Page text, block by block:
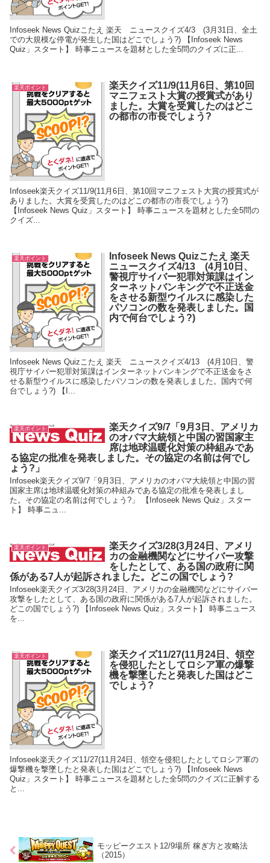
Infoseek News Quizこたえ 楽天 ニュースクイズ4/3 (3月31日、全土
での大規模な停電が発生した国はどこでしょう?) 【Infoseek News
Quiz」スタート】 時事ニュースを題材とした全5問のクイズに正...
楽天ポイント
楽天クイズ11/9(11月6日、第10回
マニフェスト大賞の授賞式があり
ました。大賞を受賞したのはどこ
の都市の市長でしょう?
Infoseek楽天クイズ11/9(11月6日、第10回マニフェスト大賞の授賞式が
ありました。大賞を受賞したのはどこの都市の市長でしょう?)
【Infoseek News Quiz」スタート】 時事ニュースを題材とした全5問の
クイズ...
楽天ポイント
Infoseek News Quizこたえ 楽天
ニュースクイズ4/13 (4月10日、
警視庁サイバー犯罪対策課はイン
ターネットバンキングで不正送金
をさせる新型ウイルスに感染した
パソコンの数を発表しました。国
内で何台でしょう?)
Infoseek News Quizこたえ 楽天 ニュースクイズ4/13 (4月10日、警
視庁サイバー犯罪対策課はインターネットバンキングで不正送金をさ
せる新型ウイルスに感染したパソコンの数を発表しました。国内で何
台でしょう?) 【I...
楽天ポイント
楽天クイズ9/7「9月3日、アメリカ
のオバマ大統領と中国の習国家主
席は地球温暖化対策の枠組みであ
る協定の批准を発表しました。その協定の名前は何でし
ょう?」
Infoseek楽天クイズ9/7「9月3日、アメリカのオバマ大統領と中国の習
国家主席は地球温暖化対策の枠組みである協定の批准を発表しまし
た。その協定の名前は何でしょう?」 【Infoseek News Quiz」スター
ト】 時事ニュ...
楽天ポイント
楽天クイズ3/28(3月24日、アメリ
カの金融機関などにサイバー攻撃
をしたとして、ある国の政府に関
係がある7人が起訴されました。どこの国でしょう?
Infoseek楽天クイズ3/28(3月24日、アメリカの金融機関などにサイバー
攻撃をしたとして、ある国の政府に関係がある7人が起訴されました。
どこの国でしょう?) 【Infoseek News Quiz」スタート】 時事ニュース
を...
楽天ポイント
楽天クイズ11/27(11月24日、領空
を侵犯したとしてロシア軍の爆撃
機を撃墜したと発表した国はどこ
でしょう?
Infoseek楽天クイズ11/27(11月24日、領空を侵犯したとしてロシア軍の
爆撃機を撃墜したと発表した国はどこでしょう?) 【Infoseek News
Quiz」スタート】 時事ニュースを題材とした全5問のクイズに正解する
と...
モッピークエスト12/9場所 稼ぎ方と攻略法
（2015）